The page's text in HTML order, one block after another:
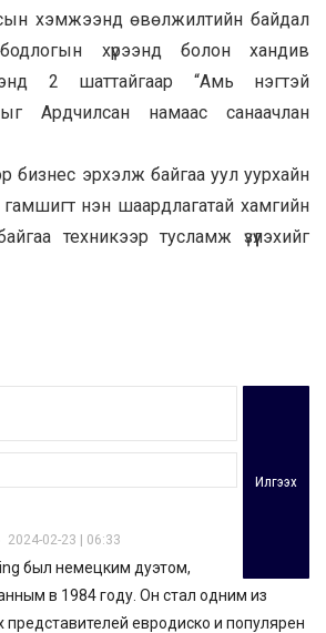
хэмжээнд өвөлжилтийн байдал
хүрээнд болон хандив
2 шаттайгаар “Амь нэгтэй
Ардчилсан намаас санаачлан
бизнес эрхэлж байгаа уул уурхайн
нэн шаардлагатай хамгийн
техникээр тусламж үзүүлэхийг
Илгээх
2024-02-23 | 06:33
был немецким дуэтом,
в 1984 году. Он стал одним из
представителей евродиско и популярен